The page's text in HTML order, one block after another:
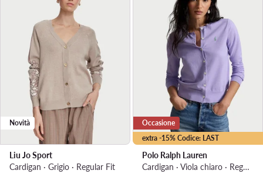
Novità
Liu Jo Sport
Cardigan · Grigio · Regular Fit
extra -15% Codice: LAST
Occasione
Polo Ralph Lauren
Cardigan · Viola chiaro · Regular Fit